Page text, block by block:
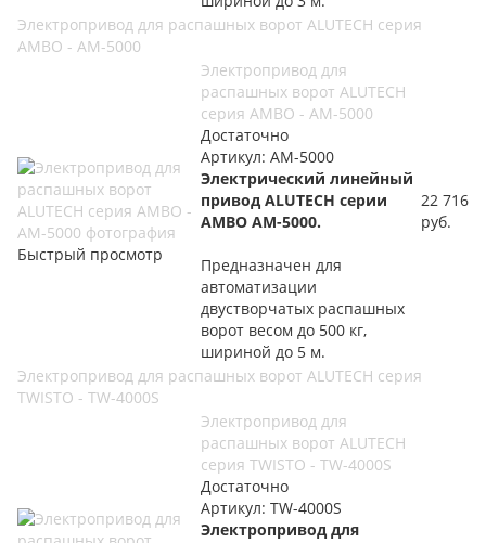
Электропривод для распашных ворот ALUTECH серия
AMBO - AM-5000
Быстрый просмотр
Электропривод для
распашных ворот ALUTECH
серия AMBO - AM-5000
Достаточно
Артикул: AM-5000
Электрический линейный
привод ALUTECH серии
AMBO AM-5000.
Предназначен для
автоматизации
двустворчатых распашных
ворот весом до 500 кг,
шириной до 5 м.
22 716
руб.
Электропривод для распашных ворот ALUTECH серия
TWISTO - TW-4000S
Электропривод для
распашных ворот ALUTECH
серия TWISTO - TW-4000S
Достаточно
Артикул: TW-4000S
Электропривод для